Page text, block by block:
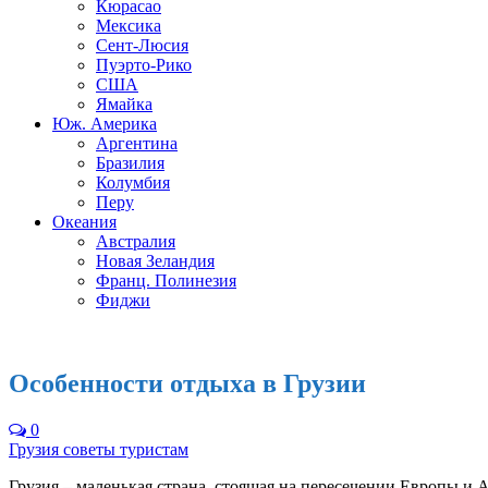
Кюрасао
Мексика
Сент-Люсия
Пуэрто-Рико
США
Ямайка
Юж. Америка
Аргентина
Бразилия
Колумбия
Перу
Океания
Австралия
Новая Зеландия
Франц. Полинезия
Фиджи
Особенности отдыха в Грузии
0
Грузия советы туристам